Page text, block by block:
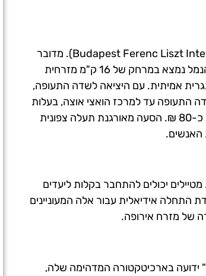
נמל התעופה הבינלאומי של הונגריה בבודפשט נקרא פרנץ ליסט (Budapest Ferenc Liszt International Airport). מדובר
בשדה קטן יחסית, נוח מאוד, עם שילוט ברור לגבי בדיקת הגבולות ואיסוף החפצים. הנמל נמצא במרחק של 16 ק"מ מזרחית
הונגרית אמיתית. עם היציאה לשדה התעופה,
התעופה עד למרכז הואצי אוצה, בעלות
של כ-30 שקל לאדם. גם הרכבת תעלה פחות או יותר אותו הדבר, בעוד מונית תעלה כ-80 ₪. הסעה מאורגנת תעלה צפונית
יכולים להתחבר בקלות ליעדים
התחלה אידיאלית עבור אלה המעוניינים
של מזרח אירופה.
ידועה בארכיטקטורה המדהימה שלה,